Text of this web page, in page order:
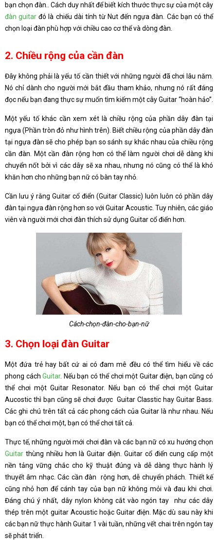
bạn chọn đàn.. Cách duy nhất để biết kích thước thực sự của một cây
đàn guitar đó là chiếu dài tính từ Nut đến ngựa đàn. Các bạn có thể
chọn loại đàn phù hợp với chiều cao cơ thể và dòng đàn.
2. Chiều rộng của cần đàn
Đây không phải là yếu tố cần thiết với những người đã chơi lâu năm.
Nó chỉ dành cho người mới bắt đầu tham khảo, nhưng nó rất đáng
đọc nếu bạn đang thực sự muốn tìm kiếm một cây Guitar “hoàn hảo”.
Một yếu tố khác cần xem xét là chiều rộng của phần dây đàn tại
ngựa (Phần tròn đỏ như hình trên). Biết chiều rộng của phần dây đàn
tại ngựa đàn sẽ cho phép bạn so sánh sự khác nhau của chiều rộng
cần đàn. Một cần đàn rộng hơn có thể làm người chơi dễ dàng khi
chuyển nốt bởi vì các dây sẽ xa nhau, nhưng nó cũng có thể là khó
khăn hơn cho những bạn nữ có bàn tay nhỏ.
Cần lưu ý rằng Guitar cổ điển (Guitar Classic) luôn luôn có phần dây
đàn tại ngựa đàn rộng hơn so với Guitar Acoustic. Tuy nhiên, các giáo
viên và người mới chơi đàn thích sử dụng Guitar cổ điển hơn.
Cách-chọn-đàn-cho-bạn-nữ
3. Chọn loại đàn Guitar
Một đứa trẻ hay bất cứ ai có đam mê đều có thể tìm hiểu về các
phong cáchGuitar. Nếu bạn có thể chơi một Guitar điện, bạn cũng có
thể chơi một Guitar Resonator. Nếu bạn có thể chơi một Guitar
Aucostic thì bạn cũng sẽ chơi được Guitar Classtic hay Guitar Bass.
Các ghi chú trên tất cả các phong cách của Guitar là như nhau. Nếu
bạn có thể chơi một, bạn có thể chơi tất cả.
Thực tế, những người mới chơi đàn và các bạn nữ có xu hướng chọn
Guitar thùng nhiều hơn là Guitar điện. Guitar cổ điển cung cấp một
nền tảng vững chắc cho kỹ thuật đúng và dễ dàng thực hành lý
thuyết âm nhạc. Các cần đàn rộng hơn, dễ chuyển phách. Thiết kế
cũng nhỏ hơn để cánh tay của bạn nữ không mỏi và đau khi chơi.
Đáng chú ý nhất, dây nylon không cắt vào ngón tay như các dây
thép trên một guitar Acoustic hoặc Guitar điện. Mặc dù sau này khi
các bạn nữ thực hành Guitar 1 vài tuần, những vết chai trên ngón tay
sẽ phát triển.